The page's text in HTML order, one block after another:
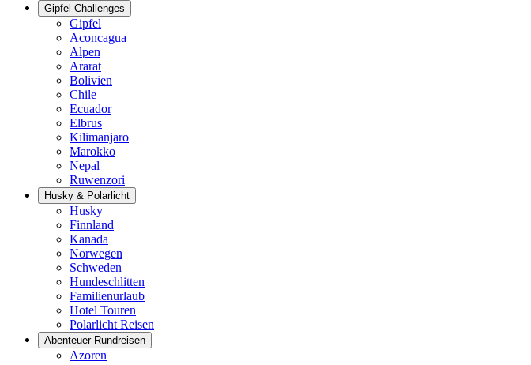
Gipfel Challenges
Gipfel
Aconcagua
Alpen
Ararat
Bolivien
Chile
Ecuador
Elbrus
Kilimanjaro
Marokko
Nepal
Ruwenzori
Husky & Polarlicht
Husky
Finnland
Kanada
Norwegen
Schweden
Hundeschlitten
Familienurlaub
Hotel Touren
Polarlicht Reisen
Abenteuer Rundreisen
Azoren